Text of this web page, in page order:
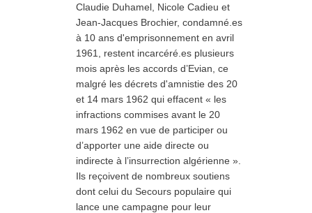
Claudie Duhamel, Nicole Cadieu et
Jean-Jacques Brochier, condamné.es
à 10 ans d'emprisonnement en avril
1961, restent incarcéré.es plusieurs
mois après les accords d’Evian, ce
malgré les décrets d'amnistie des 20
et 14 mars 1962 qui effacent « les
infractions commises avant le 20
mars 1962 en vue de participer ou
d’apporter une aide directe ou
indirecte à l’insurrection algérienne ».
Ils reçoivent de nombreux soutiens
dont celui du Secours populaire qui
lance une campagne pour leur